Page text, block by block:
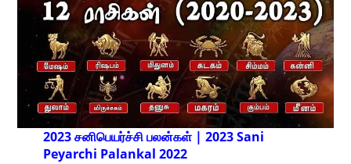
2023 சனிபெயர்ச்சி பலன்கள் | 2023 Sani
Peyarchi Palankal 2022